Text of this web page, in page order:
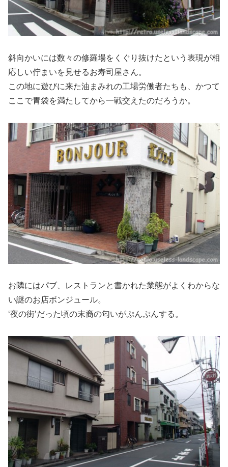
斜向かいには数々の修羅場をくぐり抜けたという表現が相
応しい佇まいを見せるお寿司屋さん。
この地に遊びに来た油まみれの工場労働者たちも、かつて
ここで胃袋を満たしてから一戦交えたのだろうか。
お隣にはパブ、レストランと書かれた業態がよくわからな
い謎のお店ボンジュール。
‘夜の街’だった頃の末裔の匂いがぷんぷんする。